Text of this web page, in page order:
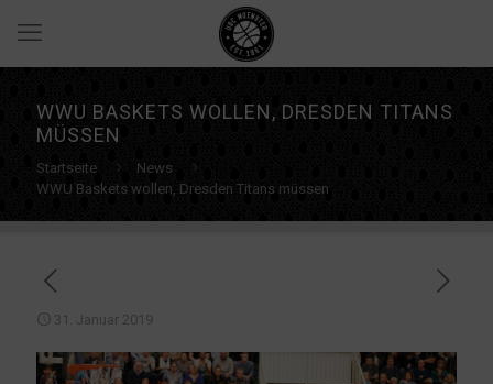
WWU BASKETS WOLLEN, DRESDEN TITANS
MÜSSEN
Startseite
News
WWU Baskets wollen, Dresden Titans müssen
31. Januar 2019